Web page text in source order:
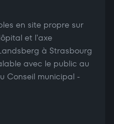
en site propre sur
et l'axe
à Strasbourg
avec le public au
Conseil municipal -